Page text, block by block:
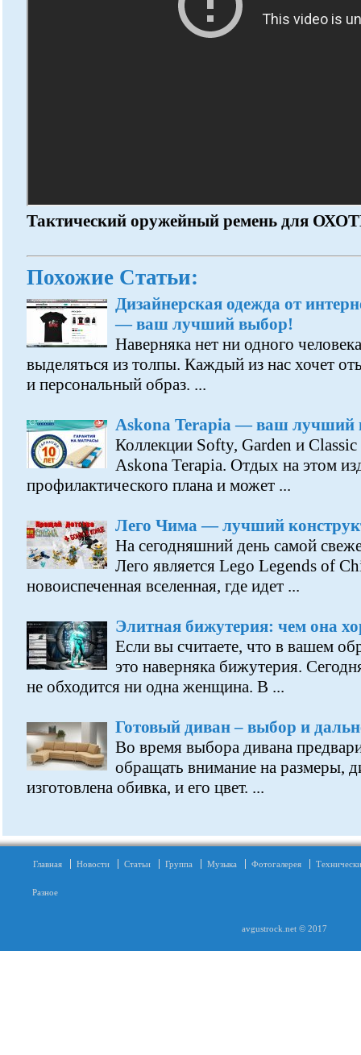
Тактический оружейный ремень для
Похожие Статьи:
Дизайнерская одежда от
— ваш лучший выбор!
Наверняка нет ни одного
выделяться из толпы. Каждый из нас хочет
и персональный образ. ...
Askona Terapia — ваш лучший
Коллекции Softy, Garden и
Askona Terapia. Отдых на этом
профилактического плана и может ...
Лего Чима — лучший
На сегодняшний день самой
Лего является Lego Legends of
новоиспеченная вселенная, где идет ...
Элитная бижутерия: чем она
Если вы считаете, что в вашем
это наверняка бижутерия.
не обходится ни одна женщина. В ...
Готовый диван – выбор и
Во время выбора дивана
обращать внимание на размеры,
изготовлена обивка, и его цвет. ...
Главная Новости Статьи Группа Музыка Фотогалерея
Разное
avgustrock.net © 2017